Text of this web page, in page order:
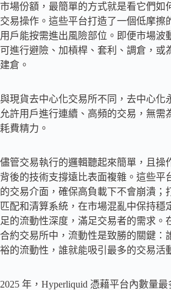
市場份額，最簡單的方式就是看它們如
交易操作。這些平台打造了一個低摩擦
用戶能按需進出風險部位。即便市場波
可進行避險、加槓桿、套利、調倉，或
建倉。
與現貨去中心化交易所不同，去中心化
允許用戶進行連續、高頻的交易，無需
耗費精力。
儘管交易執行的邏輯聽起來簡單，且操
背後的技術支撐遠比表面複雜。這些平
的交易介面，確保高負載下不會崩潰；
匹配和清算系統，在市場混亂中保持穩
足的流動性深度，滿足交易者的需求。
合約交易所中，流動性是致勝的關鍵：
裕的流動性，誰就能吸引最多的交易活
2025 年，Hyperliquid 憑藉平台內數量